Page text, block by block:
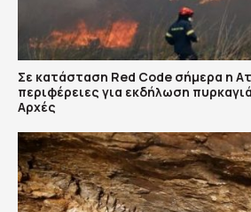
Σε κατάσταση Red Code σήμερα η
περιφέρειες για εκδήλωση
Αρχές